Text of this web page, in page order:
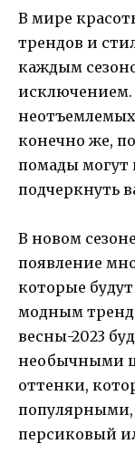
В мире
трендов и
каждым
конечно же,
помады могут
подчеркнуть
В новом
появление
которые
модным
весны-2023
необычными
оттенки,
популярными,
персиковый